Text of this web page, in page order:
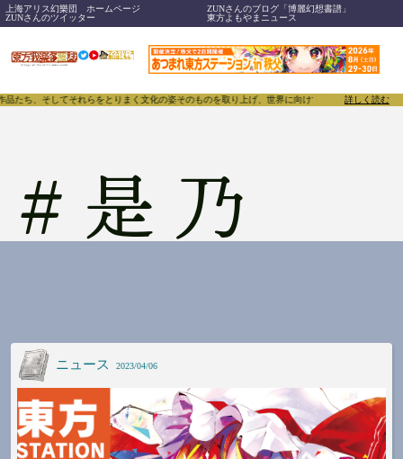
上海アリス幻樂団 ホームページ
ZUNさんのブログ「博麗幻想書譜」
ZUNさんのツイッター
東方よもやまニュース
、そしてそれらをとりまく文化の姿そのものを取り上げ、世界に向けて誇らしく発信する
詳しく読む
# 是乃
ニュース 2023/04/06